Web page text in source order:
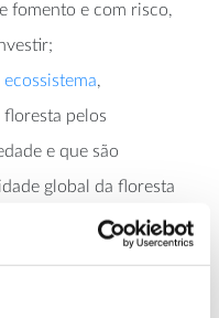
fomento e com risco,
,
pelos
e que são
global da floresta